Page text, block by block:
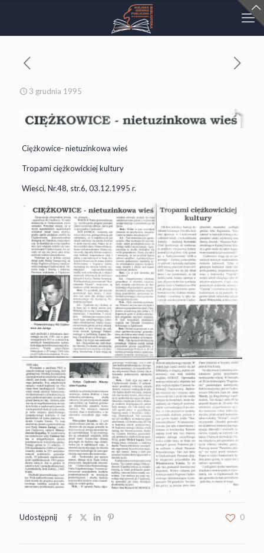
3 grudnia 1995
Ciężkowice- nietuzinkowa wieś
Tropami ciężkowickiej kultury
Wieści, Nr.48, str.6, 03.12.1995 r.
Udostępnij 0